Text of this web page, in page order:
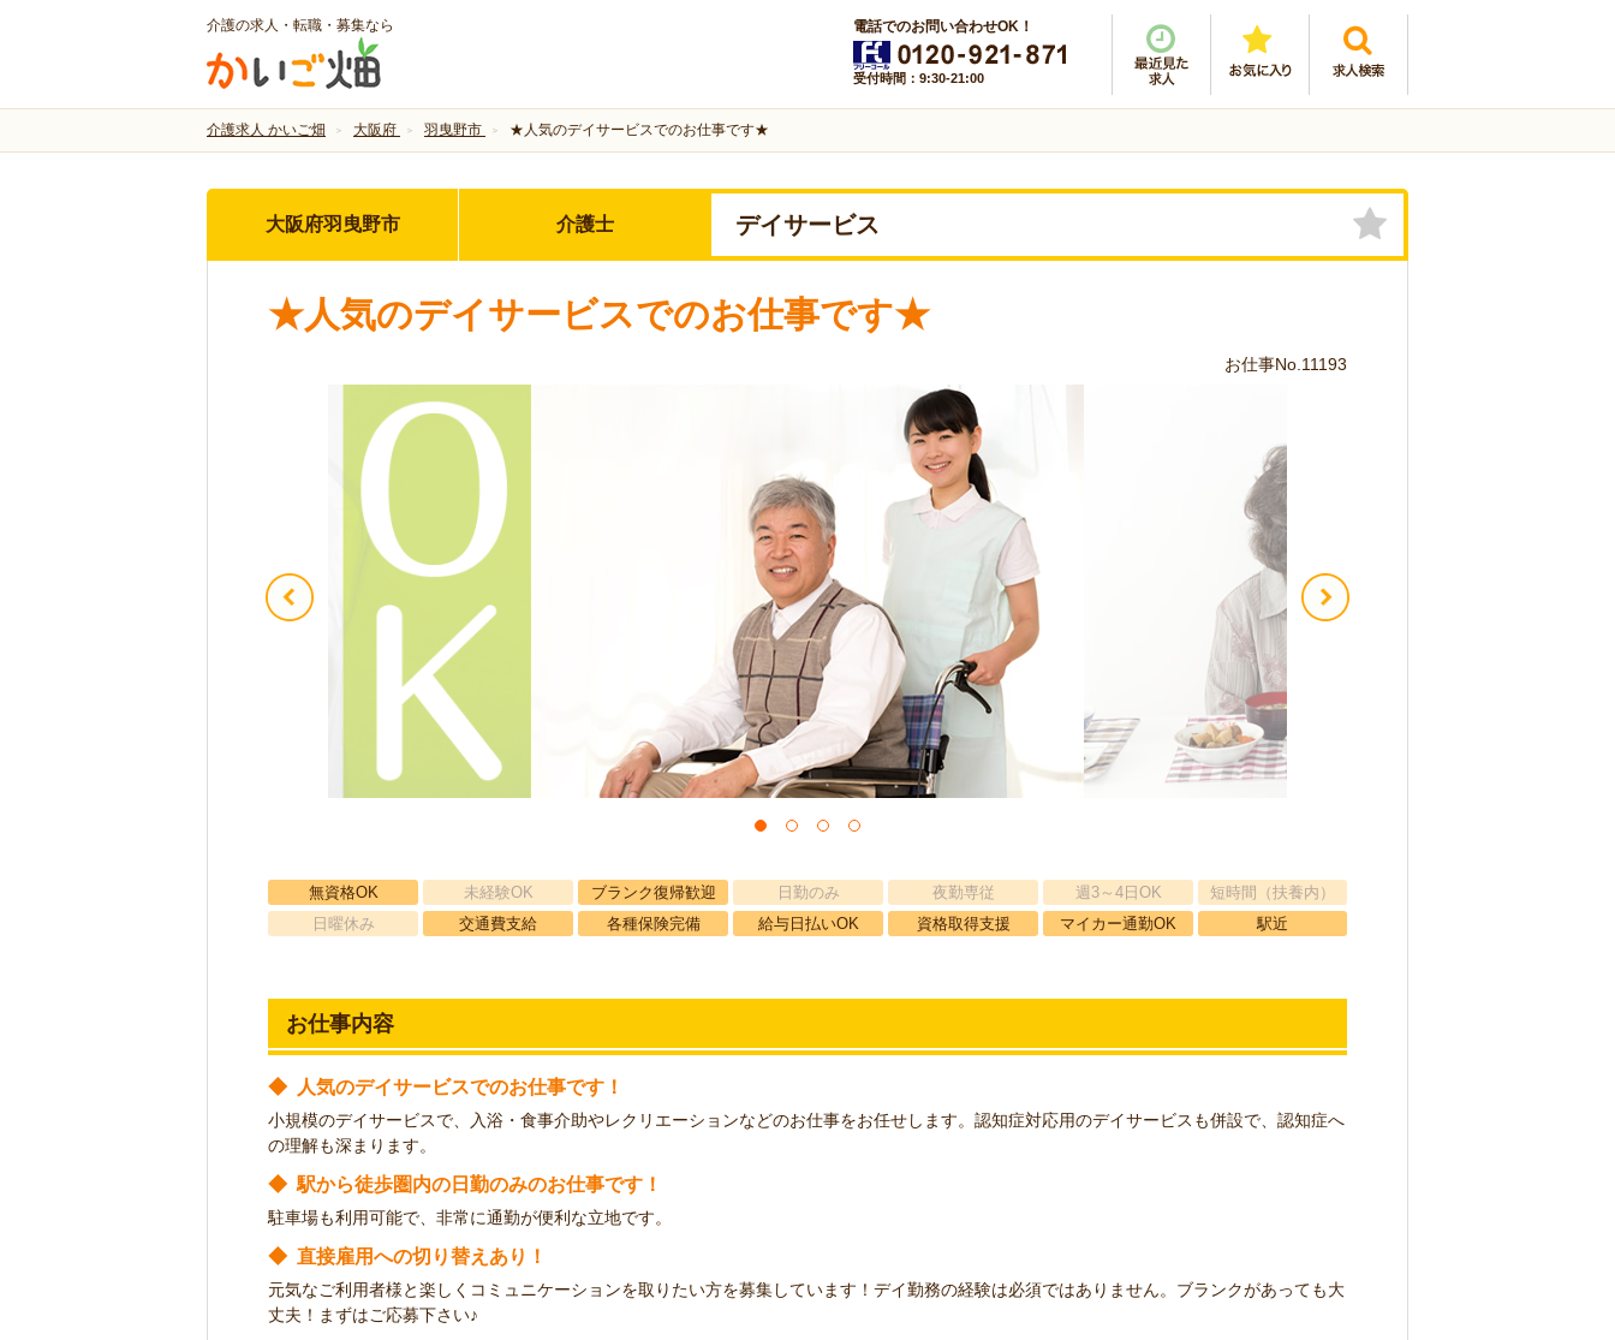
介護の求人・転職・募集なら 電話でのお問い合わせOK！
受付時間：9:30-21:00
介護求人 かいご畑 大阪府 羽曳野市 ★人気のデイサービスでのお仕事です★
大阪府羽曳野市 介護士 デイサービス
★人気のデイサービスでのお仕事です★
お仕事No.11193
無資格OK 未経験OK ブランク復帰歓迎 日勤のみ 夜勤専従 週3～4日OK
短時間（扶養内）
日曜休み
交通費支給 各種保険完備 給与日払いOK 資格取得支援 マイカー通勤OK 駅近
お仕事内容
◆ 人気のデイサービスでのお仕事です！
小規模のデイサービスで、入浴・食事介助やレクリエーションなどのお仕事をお任せします。認知症対応用のデイサービスも併設で、認知症へ
の理解も深まります。
◆ 駅から徒歩圏内の日勤のみのお仕事です！
駐車場も利用可能で、非常に通勤が便利な立地です。
◆ 直接雇用への切り替えあり！
元気なご利用者様と楽しくコミュニケーションを取りたい方を募集しています！デイ勤務の経験は必須ではありません。ブランクがあっても大
丈夫！まずはご応募下さい♪